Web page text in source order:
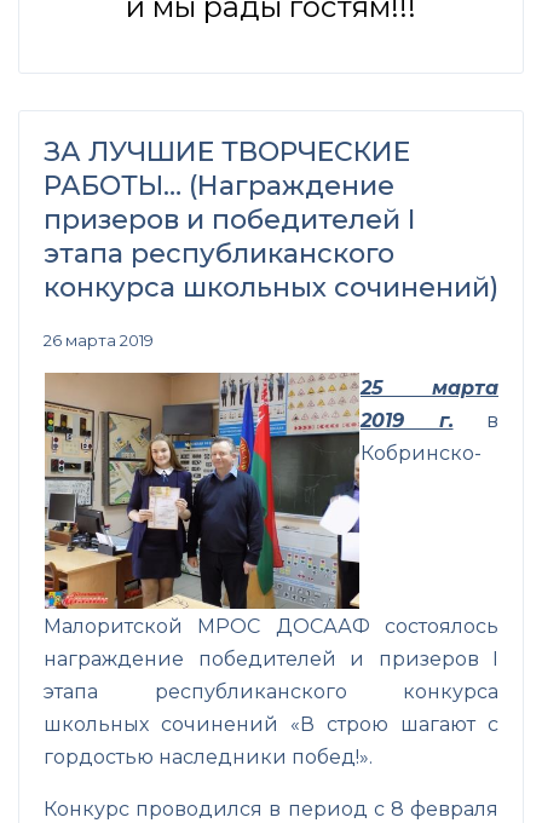
и мы рады гостям!!!
ЗА ЛУЧШИЕ ТВОРЧЕСКИЕ
РАБОТЫ… (Награждение
призеров и победителей I
этапа республиканского
конкурса школьных сочинений)
26 марта 2019
25 марта
2019 г. в
Кобринско-
Малоритской МРОС ДОСААФ состоялось
награждение победителей и призеров I
этапа республиканского конкурса
школьных сочинений «В строю шагают с
гордостью наследники побед!».
Конкурс проводился в период с 8 февраля